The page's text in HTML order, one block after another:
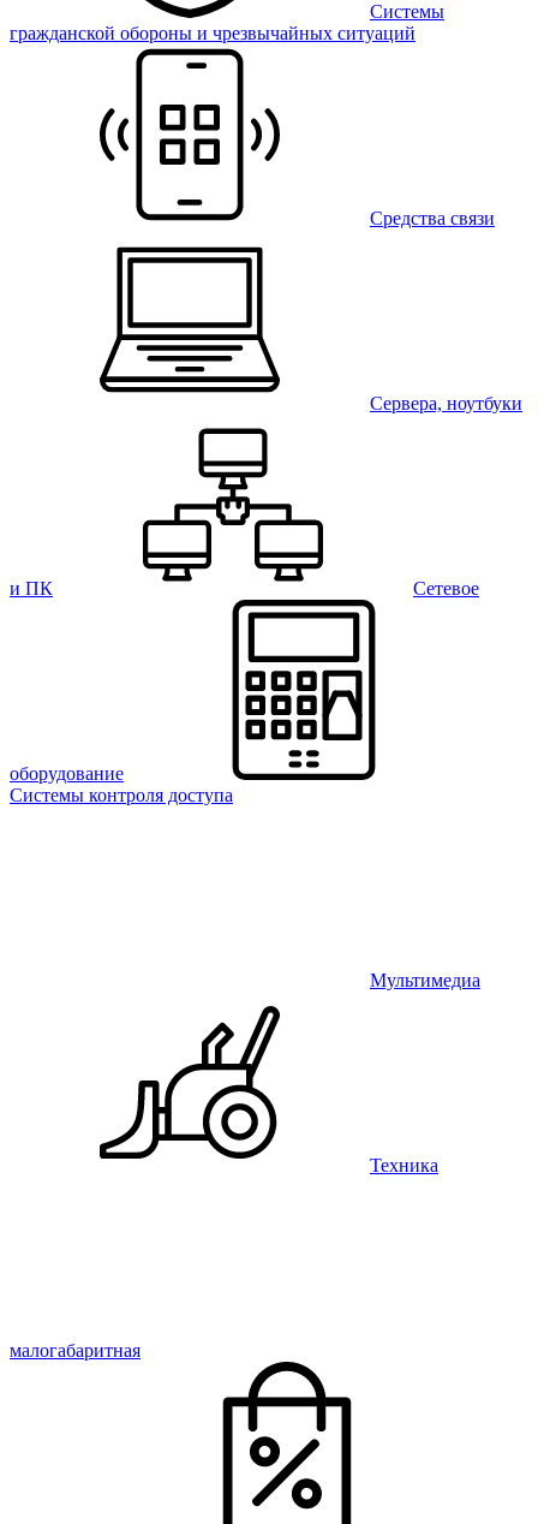
Системы
гражданской обороны и чрезвычайных ситуаций
Средства связи
Сервера, ноутбуки
и ПК Сетевое
оборудование
Системы контроля доступа
Мультимедиа
Техника
малогабаритная